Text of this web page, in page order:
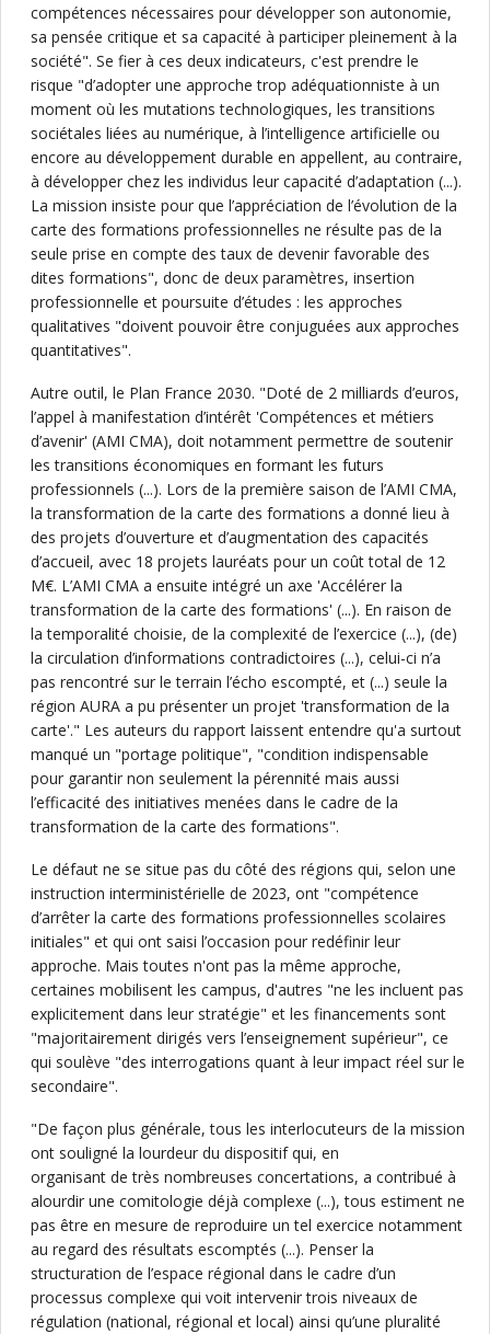
compétences nécessaires pour développer son autonomie,
sa pensée critique et sa capacité à participer pleinement à la
société". Se fier à ces deux indicateurs, c'est prendre le
risque "d’adopter une approche trop adéquationniste à un
moment où les mutations technologiques, les transitions
sociétales liées au numérique, à l’intelligence artificielle ou
encore au développement durable en appellent, au contraire,
à développer chez les individus leur capacité d’adaptation (...).
La mission insiste pour que l’appréciation de l’évolution de la
carte des formations professionnelles ne résulte pas de la
seule prise en compte des taux de devenir favorable des
dites formations", donc de deux paramètres, insertion
professionnelle et poursuite d’études : les approches
qualitatives "doivent pouvoir être conjuguées aux approches
quantitatives".
Autre outil, le Plan France 2030. "Doté de 2 milliards d’euros,
l’appel à manifestation d’intérêt 'Compétences et métiers
d’avenir' (AMI CMA), doit notamment permettre de soutenir
les transitions économiques en formant les futurs
professionnels (...). Lors de la première saison de l’AMI CMA,
la transformation de la carte des formations a donné lieu à
des projets d’ouverture et d’augmentation des capacités
d’accueil, avec 18 projets lauréats pour un coût total de 12
M€. L’AMI CMA a ensuite intégré un axe 'Accélérer la
transformation de la carte des formations' (...). En raison de
la temporalité choisie, de la complexité de l’exercice (...), (de)
la circulation d’informations contradictoires (...), celui-ci n’a
pas rencontré sur le terrain l’écho escompté, et (...) seule la
région AURA a pu présenter un projet 'transformation de la
carte'." Les auteurs du rapport laissent entendre qu'a surtout
manqué un "portage politique", "condition indispensable
pour garantir non seulement la pérennité mais aussi
l’efficacité des initiatives menées dans le cadre de la
transformation de la carte des formations".
Le défaut ne se situe pas du côté des régions qui, selon une
instruction interministérielle de 2023, ont "compétence
d’arrêter la carte des formations professionnelles scolaires
initiales" et qui ont saisi l’occasion pour redéfinir leur
approche. Mais toutes n'ont pas la même approche,
certaines mobilisent les campus, d'autres "ne les incluent pas
explicitement dans leur stratégie" et les financements sont
"majoritairement dirigés vers l’enseignement supérieur", ce
qui soulève "des interrogations quant à leur impact réel sur le
secondaire".
"De façon plus générale, tous les interlocuteurs de la mission
ont souligné la lourdeur du dispositif qui, en
organisant de très nombreuses concertations, a contribué à
alourdir une comitologie déjà complexe (...), tous estiment ne
pas être en mesure de reproduire un tel exercice notamment
au regard des résultats escomptés (...). Penser la
structuration de l’espace régional dans le cadre d’un
processus complexe qui voit intervenir trois niveaux de
régulation (national, régional et local) ainsi qu’une pluralité